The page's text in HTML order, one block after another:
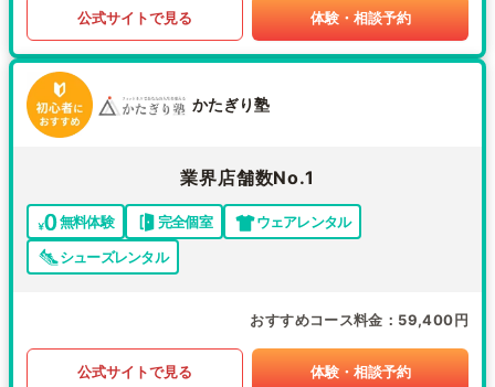
公式サイトで見る 体験・相談予約
かたぎり塾
業界店舗数No.1
無料体験 完全個室
ウェアレンタル
シューズレンタル
おすすめコース料金 59,400円
公式サイトで見る 体験・相談予約